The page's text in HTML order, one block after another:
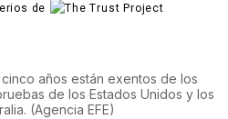
de
años están exentos de los
de los Estados Unidos y los
(Agencia EFE)